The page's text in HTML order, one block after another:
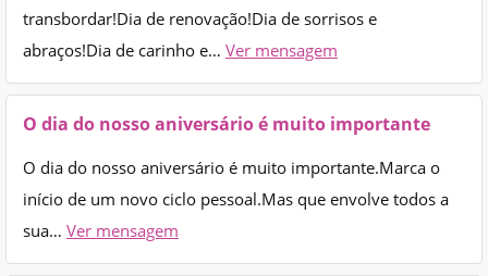
transbordar!Dia de renovação!Dia de sorrisos e
abraços!Dia de carinho e… Ver mensagem
O dia do nosso aniversário é muito importante
O dia do nosso aniversário é muito importante.Marca o
início de um novo ciclo pessoal.Mas que envolve todos a
sua… Ver mensagem